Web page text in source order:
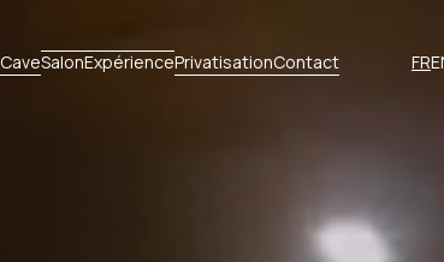
CaveSalonExpériencePrivatisationContact FR